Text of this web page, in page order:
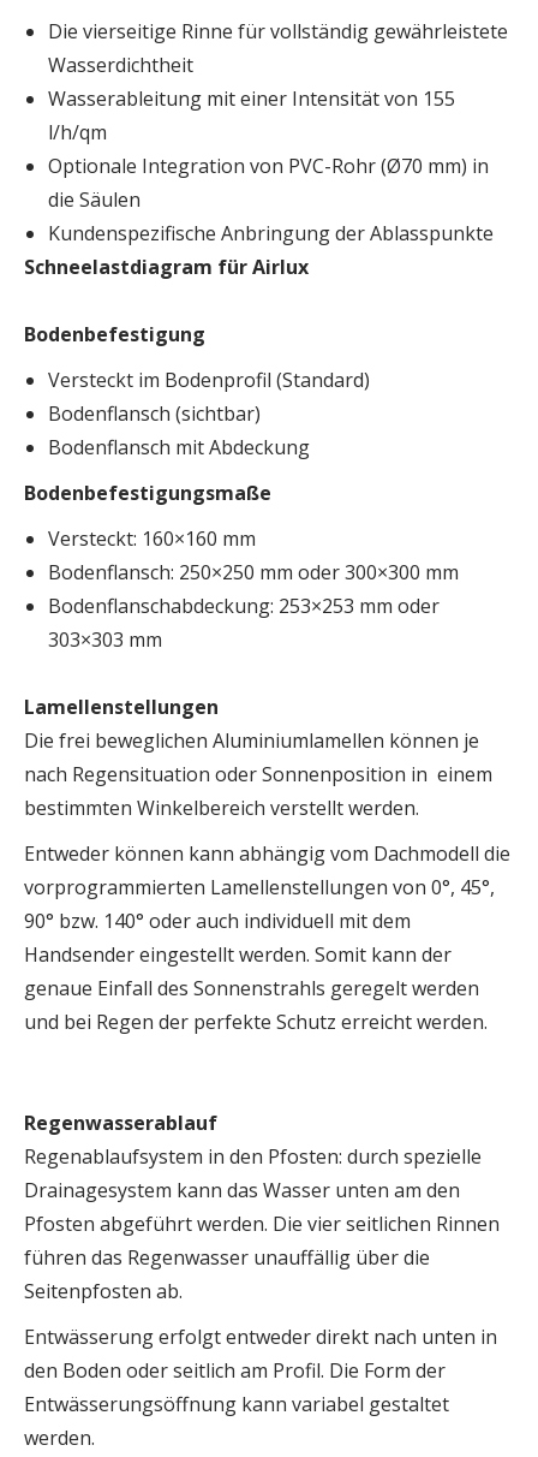
Die vierseitige Rinne für vollständig gewährleistete
Wasserdichtheit
Wasserableitung mit einer Intensität von 155
l/h/qm
Optionale Integration von PVC-Rohr (Ø70 mm) in
die Säulen
Kundenspezifische Anbringung der Ablasspunkte
Schneelastdiagram für Airlux
Bodenbefestigung
Versteckt im Bodenprofil (Standard)
Bodenflansch (sichtbar)
Bodenflansch mit Abdeckung
Bodenbefestigungsmaße
Versteckt: 160×160 mm
Bodenflansch: 250×250 mm oder 300×300 mm
Bodenflanschabdeckung: 253×253 mm oder
303×303 mm
Lamellenstellungen
Die frei beweglichen Aluminiumlamellen können je
nach Regensituation oder Sonnenposition in einem
bestimmten Winkelbereich verstellt werden.
Entweder können kann abhängig vom Dachmodell die
vorprogrammierten Lamellenstellungen von 0°, 45°,
90° bzw. 140° oder auch individuell mit dem
Handsender eingestellt werden. Somit kann der
genaue Einfall des Sonnenstrahls geregelt werden
und bei Regen der perfekte Schutz erreicht werden.
Regenwasserablauf
Regenablaufsystem in den Pfosten: durch spezielle
Drainagesystem kann das Wasser unten am den
Pfosten abgeführt werden. Die vier seitlichen Rinnen
führen das Regenwasser unauffällig über die
Seitenpfosten ab.
Entwässerung erfolgt entweder direkt nach unten in
den Boden oder seitlich am Profil. Die Form der
Entwässerungsöffnung kann variabel gestaltet
werden.